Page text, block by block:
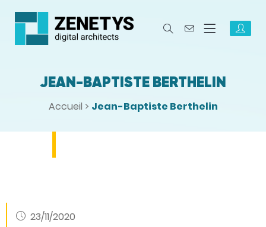
JEAN-BAPTISTE BERTHELIN
Accueil > Jean-Baptiste Berthelin
23/11/2020